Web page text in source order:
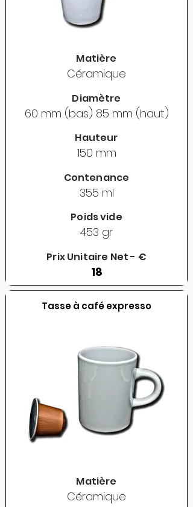
Matière
Céramique
Diamètre
60 mm (bas) 85 mm (haut)
Hauteur
150 mm
Contenance
355 ml
Poids vide
453 gr
Prix Unitaire Net - €
18
Tasse à café expresso
Matière
Céramique